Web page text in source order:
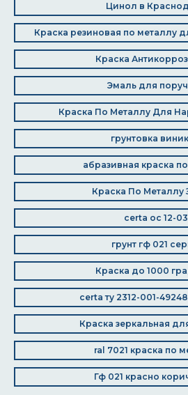
Цинол в
Краска резиновая по металлу
Краска
Эмаль для
Краска По Металлу Для
грунтовка
абразивная краска
Краска По Металлу
certa ос 12-03
грунт гф 021
Краска до 1000
certa ту 2312-001-
Краска зеркальная
ral 7021 краска по
Гф 021 красно